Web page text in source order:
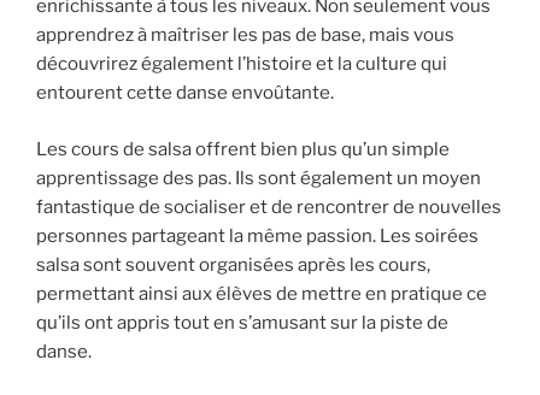
enrichissante à tous les niveaux. Non seulement vous
apprendrez à maîtriser les pas de base, mais vous
découvrirez également l’histoire et la culture qui
entourent cette danse envoûtante.
Les cours de salsa offrent bien plus qu’un simple
apprentissage des pas. Ils sont également un moyen
fantastique de socialiser et de rencontrer de nouvelles
personnes partageant la même passion. Les soirées
salsa sont souvent organisées après les cours,
permettant ainsi aux élèves de mettre en pratique ce
qu’ils ont appris tout en s’amusant sur la piste de
danse.